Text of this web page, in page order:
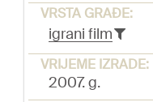
VRSTA GRAĐE:
igrani film
VRIJEME IZRADE:
2007. g.